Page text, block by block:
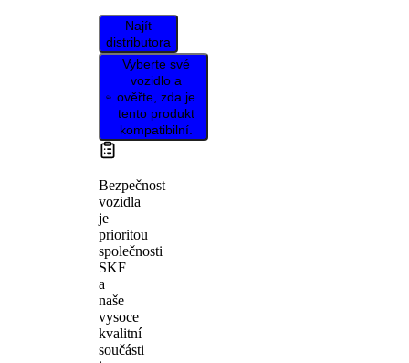
Najít
distributora
Vyberte své
vozidlo a
ověřte, zda je
tento produkt
kompatibilní.
Bezpečnost
vozidla
je
prioritou
společnosti
SKF
a
naše
vysoce
kvalitní
součásti